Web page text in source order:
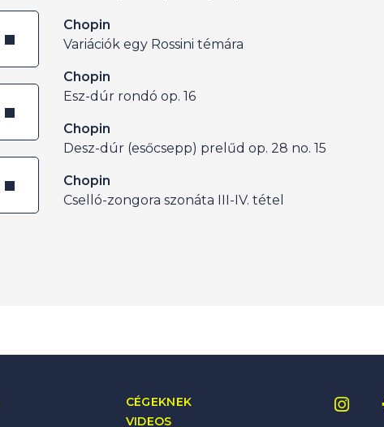
Chopin
Variációk egy Rossini témára
Chopin
Esz-dúr rondó op. 16
Chopin
Desz-dúr (esőcsepp) prelűd op. 28 no. 15
Chopin
Cselló-zongora szonáta III-IV. tétel
CÉGEKNEK
VIDEOS